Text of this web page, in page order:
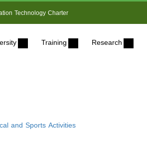
Technology Charter
Training Research
and Sports Activities